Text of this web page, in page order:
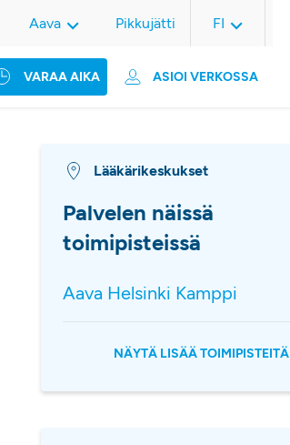
VARAA AIKA ASIOI VERKOSSA
Aava Pikkujätti FI
Lääkärikeskukset
Palvelen näissä
toimipisteissä
Aava Helsinki Kamppi
NÄYTÄ LISÄÄ TOIMIPISTEITÄ